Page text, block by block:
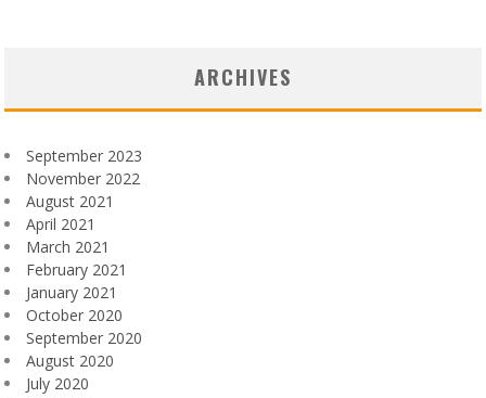
ARCHIVES
September 2023
November 2022
August 2021
April 2021
March 2021
February 2021
January 2021
October 2020
September 2020
August 2020
July 2020